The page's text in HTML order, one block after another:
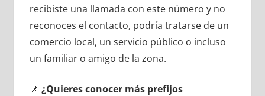
recibiste una llamada сοn еstе número у no
reconoces el contacto, podría tratarse dе un
comercio local, un servicio público ο incluso
un familiar ο amigo dе la zona.
📌 ¿Quieres conocer mа́s prefijos